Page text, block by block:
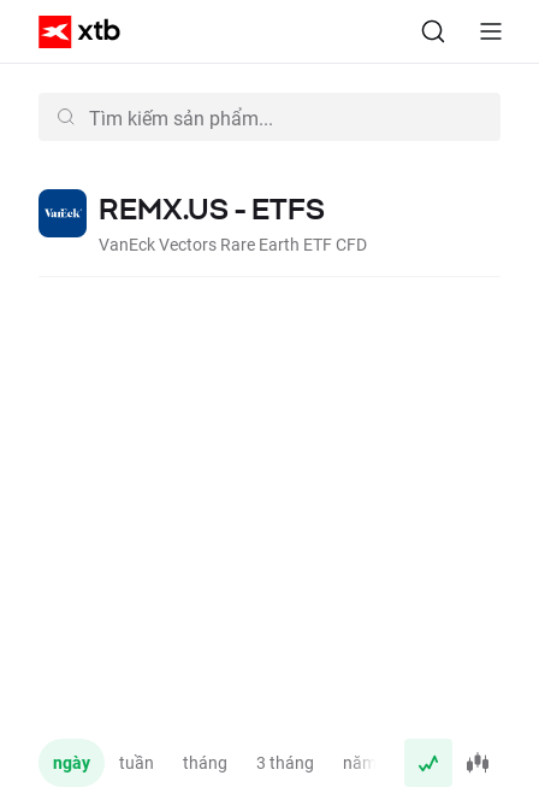
REMX.US - ETFS
VanEck Vectors Rare Earth ETF CFD
ngày tuần tháng 3 tháng năm